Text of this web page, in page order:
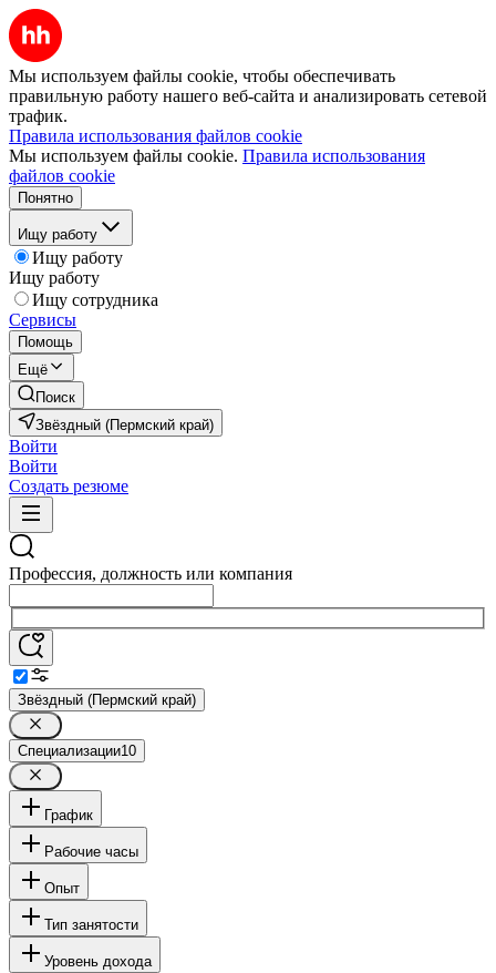
Мы используем файлы cookie, чтобы обеспечивать
правильную работу нашего веб-сайта и анализировать сетевой
трафик.
Правила использования файлов cookie
Мы используем файлы cookie. Правила использования
файлов cookie
Понятно
Ищу работу
Ищу работу
Ищу работу
Ищу сотрудника
Сервисы
Помощь
Ещё
Поиск
Звёздный (Пермский край)
Войти
Войти
Создать резюме
Профессия, должность или компания
Звёздный (Пермский край)
Специализации10
График
Рабочие часы
Опыт
Тип занятости
Уровень дохода